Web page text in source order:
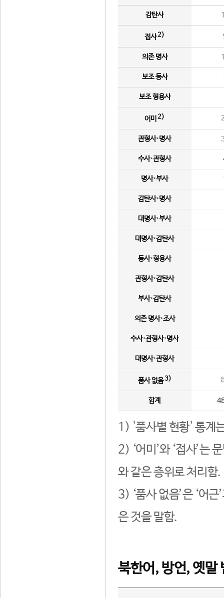
감탄사
접사2)
의존 명사
보조 동사
보조 형용사
어미 2)
관형사·명사
수사·관형사
명사·부사
감탄사·명사
대명사·부사
대명사·감탄사
동사·형용사
관형사·감탄사
부사·감탄사
의존 명사·조사
수사·관형사·명사
대명사·관형사
품사 없음3)
합계
1) '품사별 현황' 통계
2) ‘어미’와 ‘접사’는
와 같은 층위로 처리함.
3) ‘품사 없음’은 ‘어
은 것을 말함.
북한어, 방언, 옛말